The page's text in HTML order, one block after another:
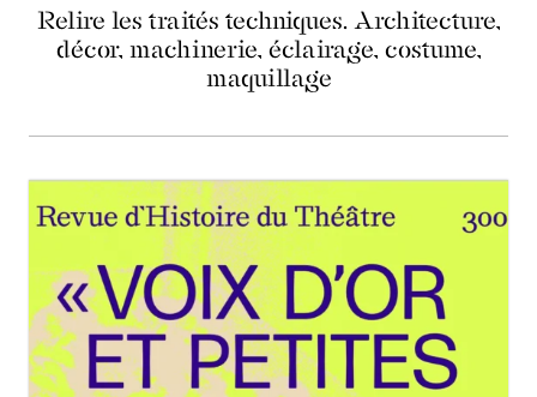
Relire les traités techniques. Architecture,
décor, machinerie, éclairage, costume,
maquillage